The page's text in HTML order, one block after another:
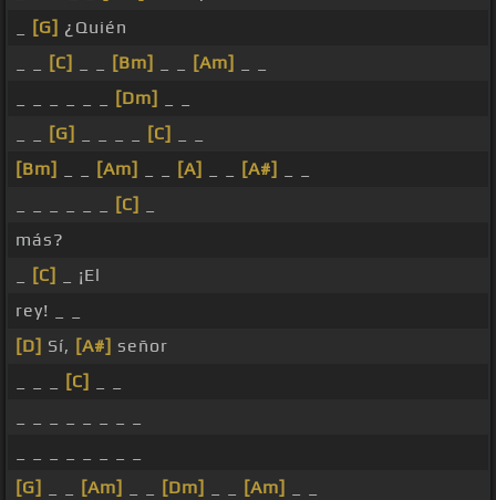
[G] ¿Quién
[C] [Bm] [Am]
[Dm]
[G] [C]
[Bm]
[Am] [A] [A#]
[C]
más?
[C]
_ ¡El
rey! _ _
[D] Sí, [A#] señor
[C]
[G]
[Am] [Dm] [Am]